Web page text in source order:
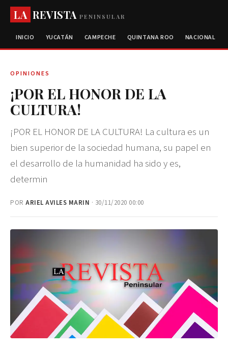
LA REVISTAPENINSULAR
INICIO YUCATÁN CAMPECHE QUINTANA ROO NACIONAL
OPINIONES
¡POR EL HONOR DE LA
CULTURA!
¡POR EL HONOR DE LA CULTURA! La cultura es un
bien superior de la sociedad humana, su papel en
el desarrollo de la humanidad ha sido y es,
determin
POR ARIEL AVILES MARIN · 30/11/2020 00:00